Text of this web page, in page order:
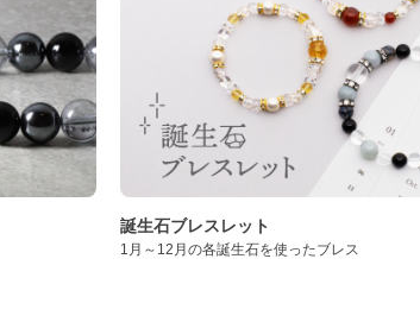
誕生石ブレスレット
1月～12月の各誕生石を使ったブレス